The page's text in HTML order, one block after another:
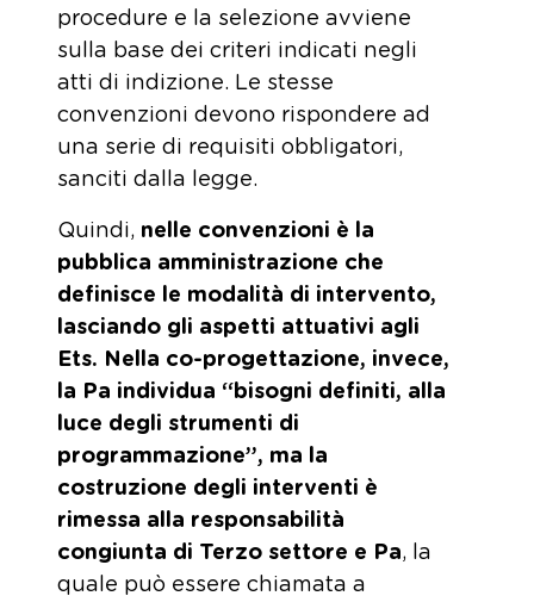
procedure e la selezione avviene
sulla base dei criteri indicati negli
atti di indizione. Le stesse
convenzioni devono rispondere ad
una serie di requisiti obbligatori,
sanciti dalla legge.
Quindi, nelle convenzioni è la
pubblica amministrazione che
definisce le modalità di intervento,
lasciando gli aspetti attuativi agli
Ets. Nella co-progettazione, invece,
la Pa individua “bisogni definiti, alla
luce degli strumenti di
programmazione”, ma la
costruzione degli interventi è
rimessa alla responsabilità
congiunta di Terzo settore e Pa, la
quale può essere chiamata a